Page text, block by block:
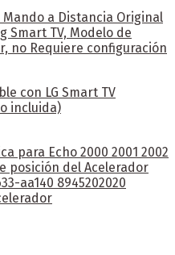
Mando a Distancia Original
Smart TV, Modelo de
no Requiere configuración
con LG Smart TV
incluida)
para Echo 2000 2001 2002
posición del Acelerador
aa140 8945202020